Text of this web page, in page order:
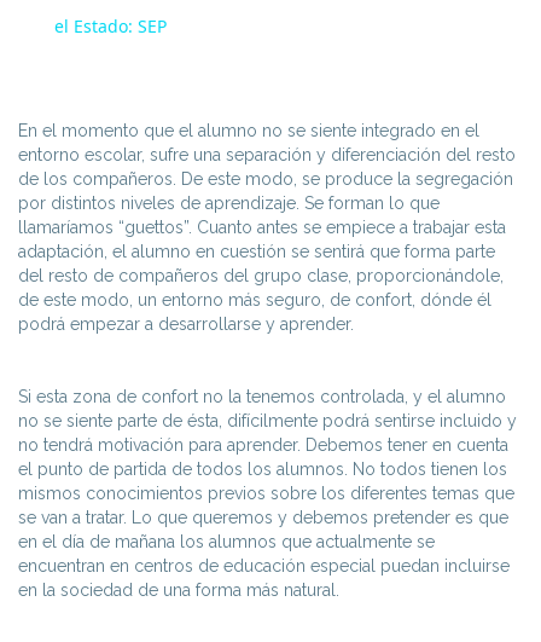
el Estado: SEP
En el momento que el alumno no se siente integrado en el
entorno escolar, sufre una separación y diferenciación del resto
de los compañeros. De este modo, se produce la segregación
por distintos niveles de aprendizaje. Se forman lo que
llamaríamos “guettos”. Cuanto antes se empiece a trabajar esta
adaptación, el alumno en cuestión se sentirá que forma parte
del resto de compañeros del grupo clase, proporcionándole,
de este modo, un entorno más seguro, de confort, dónde él
podrá empezar a desarrollarse y aprender.
Si esta zona de confort no la tenemos controlada, y el alumno
no se siente parte de ésta, difícilmente podrá sentirse incluido y
no tendrá motivación para aprender. Debemos tener en cuenta
el punto de partida de todos los alumnos. No todos tienen los
mismos conocimientos previos sobre los diferentes temas que
se van a tratar. Lo que queremos y debemos pretender es que
en el día de mañana los alumnos que actualmente se
encuentran en centros de educación especial puedan incluirse
en la sociedad de una forma más natural.